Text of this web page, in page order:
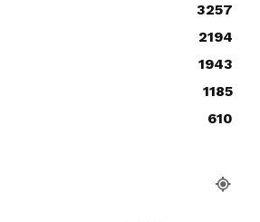
3257
2194
1943
1185
610